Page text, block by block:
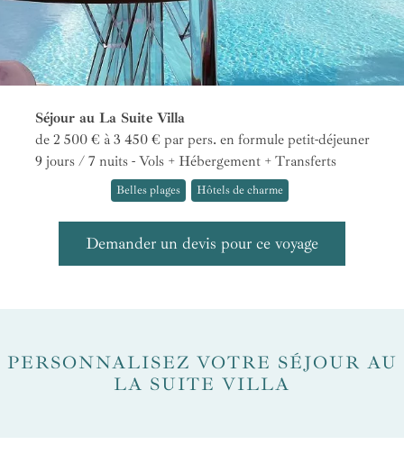
Séjour au La Suite Villa
de 2 500 € à 3 450 € par pers. en formule petit-déjeuner
9 jours / 7 nuits - Vols + Hébergement + Transferts
Belles plages Hôtels de charme
Demander un devis pour ce voyage
PERSONNALISEZ VOTRE SÉJOUR AU
LA SUITE VILLA